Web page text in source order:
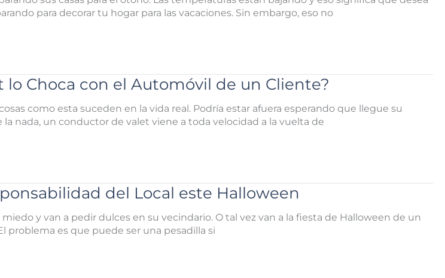
para decorar tu hogar para las vacaciones. Sin embargo, eso no
Choca con el Automóvil de un Cliente?
como esta suceden en la vida real. Podría estar afuera esperando que llegue su
nada, un conductor de valet viene a toda velocidad a la vuelta de
del Local este Halloween
y van a pedir dulces en su vecindario. O tal vez van a la fiesta de Halloween de un
problema es que puede ser una pesadilla si